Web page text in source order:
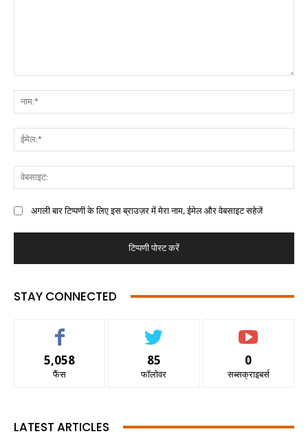
अगली बार टिप्पणी के लिए इस ब्राउज़र में मेरा नाम, ईमेल और वेबसाइट सहेजें
STAY CONNECTED
5,058
फैंस
85
फॉलोवर
0
सब्सक्राइबर्स
LATEST ARTICLES